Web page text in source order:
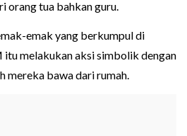
orang tua bahkan guru.
emak yang berkumpul di
itu melakukan aksi simbolik dengan
mereka bawa dari rumah.